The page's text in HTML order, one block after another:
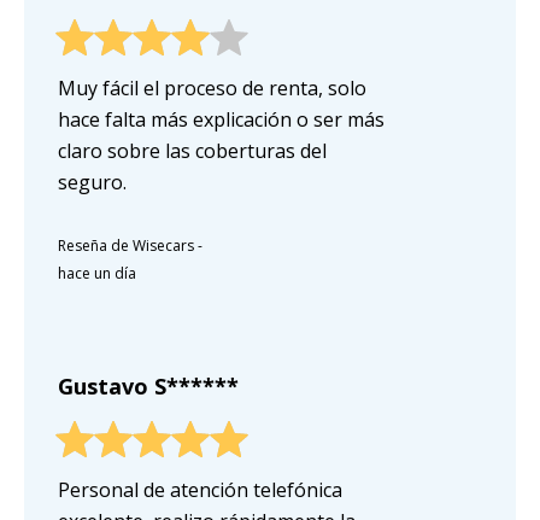
Muy fácil el proceso de renta, solo
hace falta más explicación o ser más
claro sobre las coberturas del
seguro.
Reseña de Wisecars-
hace un día
Gustavo S******
Personal de atención telefónica